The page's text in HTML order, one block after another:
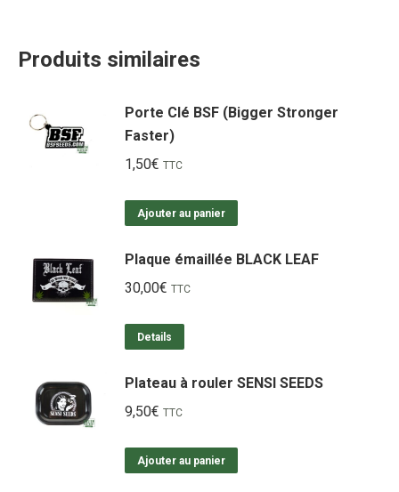
Produits similaires
Porte Clé BSF (Bigger Stronger
Faster)
1,50€ TTC
Ajouter au panier
Plaque émaillée BLACK LEAF
30,00€ TTC
Details
Plateau à rouler SENSI SEEDS
9,50€ TTC
Ajouter au panier